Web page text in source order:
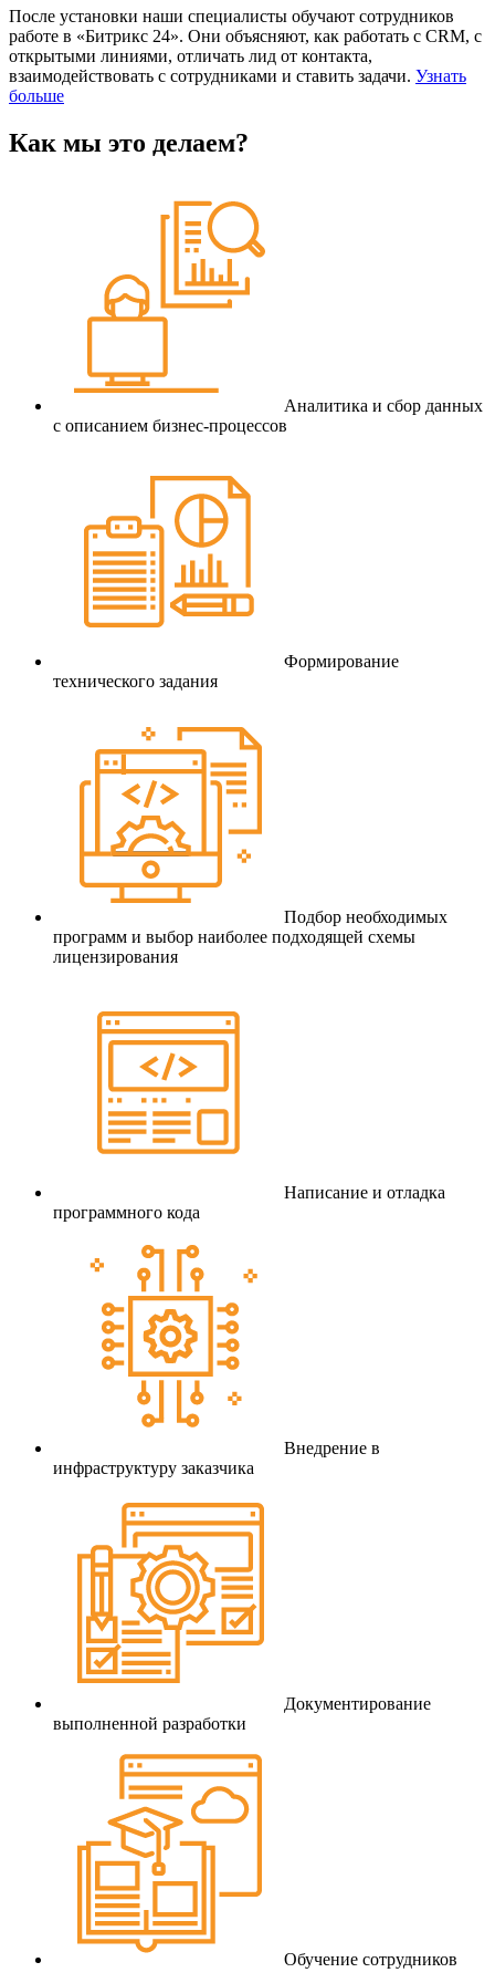
После установки наши специалисты обучают сотрудников
работе в «Битрикс 24». Они объясняют, как работать с CRM, с
открытыми линиями, отличать лид от контакта,
взаимодействовать с сотрудниками и ставить задачи. Узнать
больше
Как мы это делаем?
Аналитика и сбор данных
с описанием бизнес-процессов
Формирование
технического задания
Подбор необходимых
программ и выбор наиболее подходящей схемы
лицензирования
Написание и отладка
программного кода
Внедрение в
инфраструктуру заказчика
Документирование
выполненной разработки
Обучение сотрудников